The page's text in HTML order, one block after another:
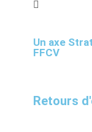
Un axe
FFCV
Retours